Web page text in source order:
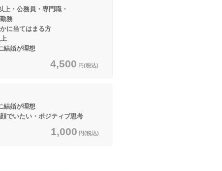
・公務員・専門職・
はまる方
婚が理想
4,500 円(税込)
婚が理想
たい・ポジティブ思考
1,000 円(税込)